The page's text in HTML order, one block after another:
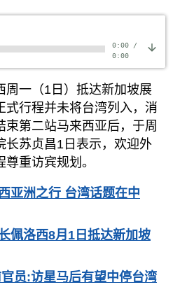
0:00/
0:00
周一（1日）抵达新加坡展
式行程并未将台湾列入，消
束第二站马来西亚后，于周
长苏贞昌1日表示，欢迎外
重访宾规划。
亚洲之行 台湾话题在中
佩洛西8月1日抵达新加坡
员:访星马后有望中停台湾